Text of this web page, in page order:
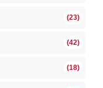
(23)
(42)
(18)